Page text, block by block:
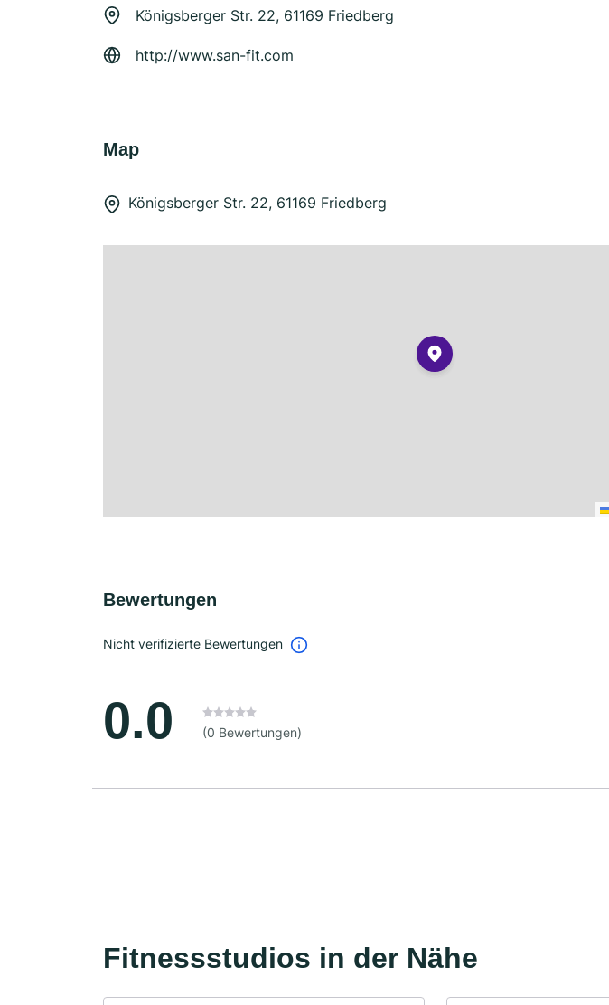
Königsberger Str. 22, 61169 Friedberg
http://www.san-fit.com
Map
Königsberger Str. 22, 61169 Friedberg
Bewertungen
Nicht verifizierte Bewertungen
0.0 (0 Bewertungen)
Fitnessstudios in der Nähe